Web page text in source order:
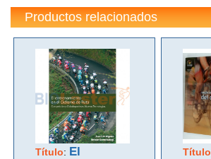
Productos relacionados
Título: El
Título